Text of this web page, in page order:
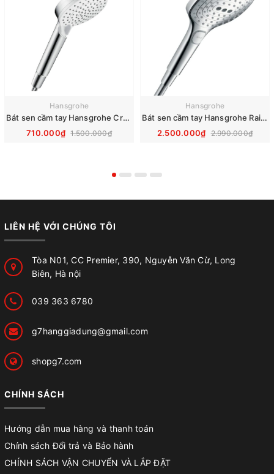
Hansgrohe
Bát sen cầm tay Hansgrohe Crometta Vario 26330400
710.000₫ 1.500.000₫
Hansgrohe
Bát sen cầm tay Hansgrohe Raindance Select S 120 3jet 26520000
2.500.000₫ 2.990.000₫
LIÊN HỆ VỚI CHÚNG TÔI
Tòa N01, CC Premier, 390, Nguyễn Văn Cừ, Long
Biên, Hà nội
039 363 6780
g7hanggiadung@gmail.com
shopg7.com
CHÍNH SÁCH
Hướng dẫn mua hàng và thanh toán
Chính sách Đổi trả và Bảo hành
CHÍNH SÁCH VẬN CHUYỂN VÀ LẮP ĐẶT